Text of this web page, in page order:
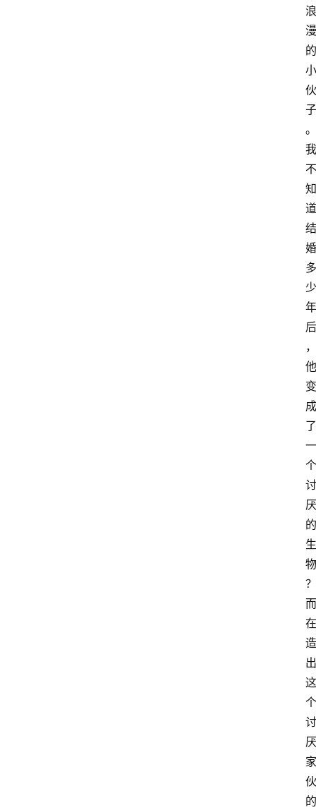
浪
漫
的
小
伙
子
。
我
不
知
道
结
婚
多
少
年
后
，
他
变
成
了
一
个
讨
厌
的
生
物
？
而
在
造
出
这
个
讨
厌
家
伙
的